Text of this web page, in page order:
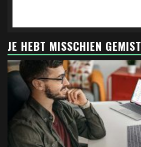
JE HEBT MISSCHIEN GEMIST